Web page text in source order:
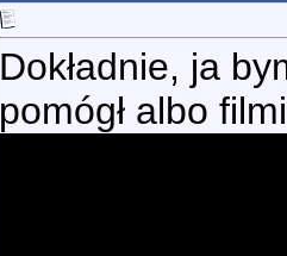
Dokładnie, ja
pomógł albo